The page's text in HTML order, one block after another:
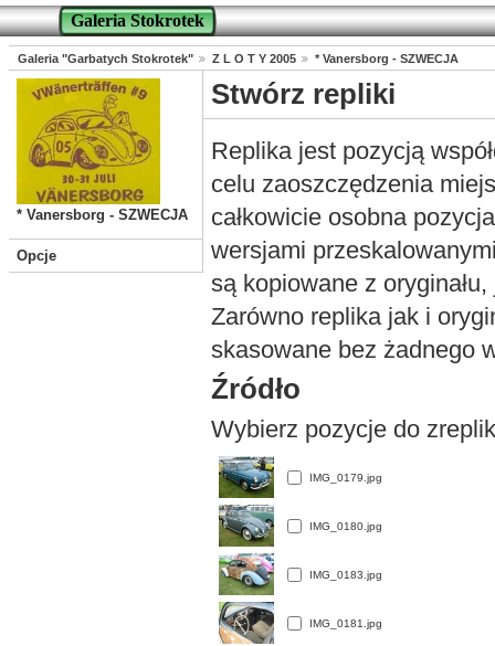
Galeria Stokrotek
Galeria "Garbatych Stokrotek" Z L O T Y 2005 * Vanersborg - SZWECJA
* Vanersborg - SZWECJA
Opcje
Stwórz repliki
Replika jest pozycją
celu zaoszczędzenia
całkowicie osobna
wersjami
są kopiowane z
Zarówno replika jak i
skasowane bez żadnego
Źródło
Wybierz pozycje do
IMG_0179.jpg
IMG_0180.jpg
IMG_0183.jpg
IMG_0181.jpg